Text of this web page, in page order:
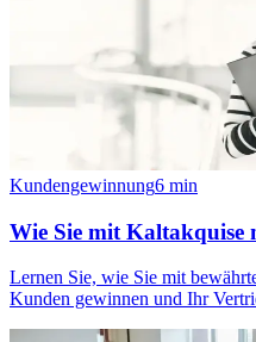
Kundengewinnung6 min
Wie Sie mit Kaltakquise
Lernen Sie, wie Sie mit
Kunden gewinnen und Ihr